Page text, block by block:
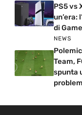
PS5 vs
un’era:
di
NEWS
Team,
spunta